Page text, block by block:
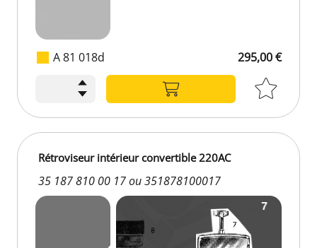
A 81 018d 295,00 €
Rétroviseur intérieur convertible 220AC
35 187 810 00 17 ou 351878100017